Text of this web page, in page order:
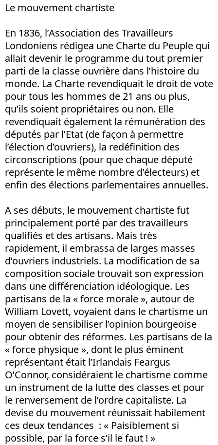
Le mouvement chartiste
En 1836, l’Association des Travailleurs
Londoniens rédigea une Charte du Peuple qui
allait devenir le programme du tout premier
parti de la classe ouvrière dans l’histoire du
monde. La Charte revendiquait le droit de vote
pour tous les hommes de 21 ans ou plus,
qu’ils soient propriétaires ou non. Elle
revendiquait également la rémunération des
députés par l’Etat (de façon à permettre
l’élection d’ouvriers), la redéfinition des
circonscriptions (pour que chaque député
représente le même nombre d’électeurs) et
enfin des élections parlementaires annuelles.
A ses débuts, le mouvement chartiste fut
principalement porté par des travailleurs
qualifiés et des artisans. Mais très
rapidement, il embrassa de larges masses
d’ouvriers industriels. La modification de sa
composition sociale trouvait son expression
dans une différenciation idéologique. Les
partisans de la « force morale », autour de
William Lovett, voyaient dans le chartisme un
moyen de sensibiliser l’opinion bourgeoise
pour obtenir des réformes. Les partisans de la
« force physique », dont le plus éminent
représentant était l’Irlandais Feargus
O’Connor, considéraient le chartisme comme
un instrument de la lutte des classes et pour
le renversement de l’ordre capitaliste. La
devise du mouvement réunissait habilement
ces deux tendances : « Paisiblement si
possible, par la force s’il le faut ! »